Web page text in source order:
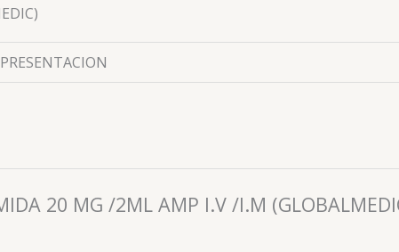
20 MG /2ML AMP I.V /I.M